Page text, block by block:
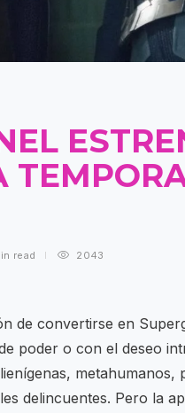
read 2043
de convertirse en
poder o con el deseo
delincuentes. Pero la